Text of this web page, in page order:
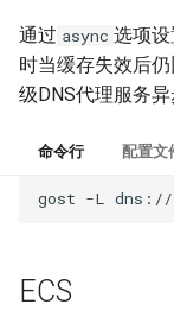
通过 async 选项
时当缓存失效后
级DNS代理服务
命令行 配置文
gost -L dns://
ECS